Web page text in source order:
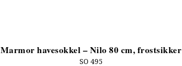
Marmor havesokkel – Nilo 80 cm, frostsikker
SO 495